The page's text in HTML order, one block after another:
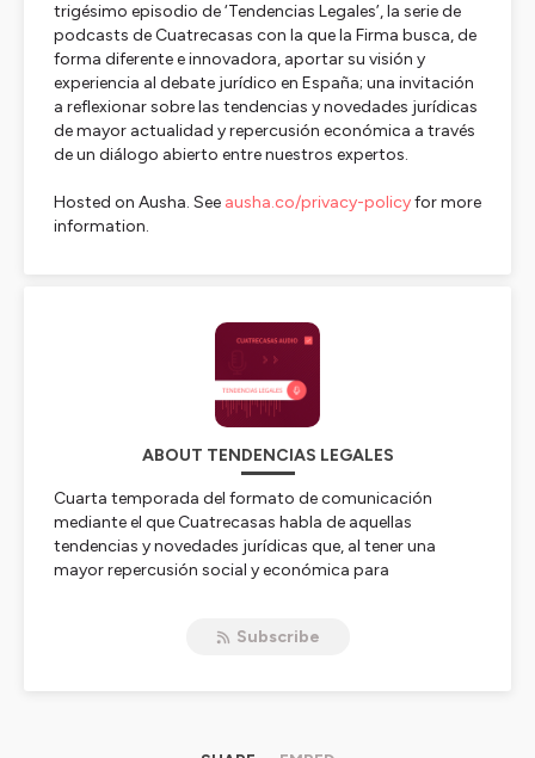
trigésimo episodio de ‘Tendencias Legales’, la serie de
podcasts de Cuatrecasas con la que la Firma busca, de
forma diferente e innovadora, aportar su visión y
experiencia al debate jurídico en España; una invitación
a reflexionar sobre las tendencias y novedades jurídicas
de mayor actualidad y repercusión económica a través
de un diálogo abierto entre nuestros expertos.
Hosted on Ausha. See ausha.co/privacy-policyfor more
information.
ABOUT TENDENCIAS LEGALES
Cuarta temporada del formato de comunicación
mediante el que Cuatrecasas habla de aquellas
tendencias y novedades jurídicas que, al tener una
mayor repercusión social y económica para
Podcasts que, presentados como diálogos abiertos
Subscribe